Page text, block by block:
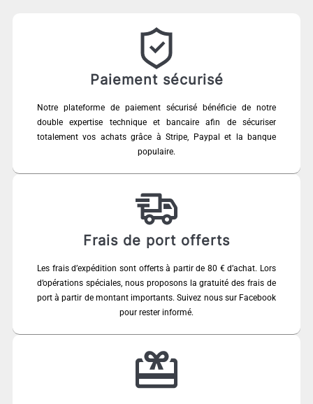
Paiement sécurisé
Notre plateforme de paiement sécurisé bénéficie de notre
double expertise technique et bancaire afin de sécuriser
totalement vos achats grâce à Stripe, Paypal et la banque
populaire.
Frais de port offerts
Les frais d’expédition sont offerts à partir de 80 € d’achat. Lors
d’opérations spéciales, nous proposons la gratuité des frais de
port à partir de montant importants. Suivez nous sur Facebook
pour rester informé.